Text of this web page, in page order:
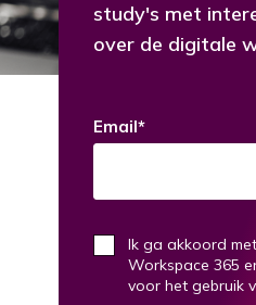
study's met
over de digitale
Email*
Ik ga akkoord
Workspace 365
voor het gebruik